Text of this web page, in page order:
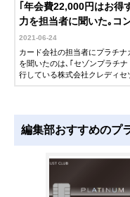
｢年会費22,000円はお得
力を担当者に聞いた｡コ
2021-06-24
カード会社の担当者にプラチ
を聞いたのは､｢セゾンプラチ
行している株式会社クレディ
問が晴れること間違いなしで
編集部おすすめのプ